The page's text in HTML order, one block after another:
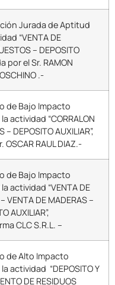
Jurada de Aptitud
“VENTA DE
– DEPOSITO
por el Sr. RAMON
.-
de Bajo Impacto
actividad “CORRALON
– DEPOSITO AUXILIAR”,
RAUL DIAZ.-
de Bajo Impacto
actividad “VENTA DE
VENTA DE MADERAS –
AUXILIAR”,
CLC S.R.L. –
de Alto Impacto
actividad “DEPOSITO Y
DE RESIDUOS